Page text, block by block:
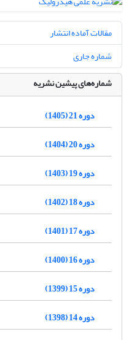
مقالات آماده انتشار
شماره جاری
شماره‌های پیشین نشریه
دوره 21 (1405)
دوره 20 (1404)
دوره 19 (1403)
دوره 18 (1402)
دوره 17 (1401)
دوره 16 (1400)
دوره 15 (1399)
دوره 14 (1398)